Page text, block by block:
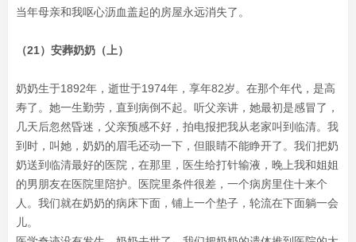
当年母亲和我呕心沥血盖起的房屋永远消失了。
（21）安葬奶奶（上）
奶奶生于1892年，逝世于1974年，享年82岁。在那个年代，是高
寿了。她一生勤劳，直到病倒不起。听父亲讲，她最初是感冒了，
几天后忽然昏迷，父亲预感不好，拍电报把我从老家叫到临清。我
到时，叫她，奶奶的眉毛还动一下，但眼睛不能睁开了。我们把奶
奶送到临清最好的医院，在那里，医生给打针输液，晚上我和姐姐
的男朋友在医院里陪护。医院里条件很差，一个病房里住十来个
人。我们就在奶奶的病床下面，铺上一个垫子，轮流在下面躺一会
儿。